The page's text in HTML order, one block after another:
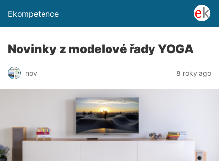
Ekompetence
Novinky z modelové řady YOGA
nov 8 roky ago